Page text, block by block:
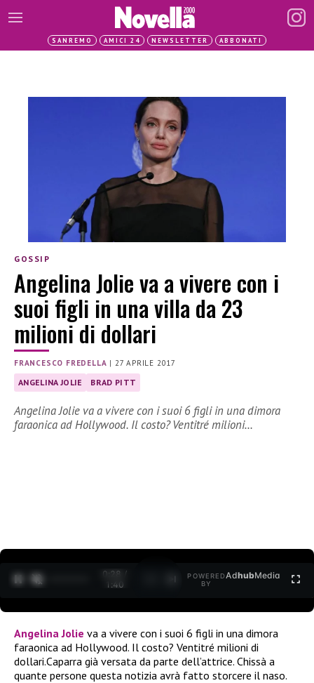
SANREMO AMICI 24 NEWSLETTER ABBONATI
GOSSIP
Angelina Jolie va a vivere con i
suoi figli in una villa da 23
milioni di dollari
FRANCESCO FREDELLA | 27 APRILE 2017
ANGELINA JOLIE BRAD PITT
Angelina Jolie va a vivere con i suoi 6 figli in una dimora
faraonica ad Hollywood. Il costo? Ventitré milioni…
0:29 /
1:40
POWERED
BY
AdhubMedia
Angelina Jolie va a vivere con i suoi 6 figli in una dimora
faraonica ad Hollywood. Il costo? Ventitré milioni di
dollari.Caparra già versata da parte dell’attrice. Chissà a
quante persone questa notizia avrà fatto storcere il naso.